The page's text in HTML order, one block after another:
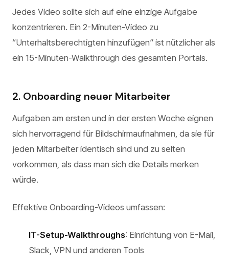
Jedes Video sollte sich auf eine einzige Aufgabe
konzentrieren. Ein 2-Minuten-Video zu
“Unterhaltsberechtigten hinzufügen” ist nützlicher als
ein 15-Minuten-Walkthrough des gesamten Portals.
2. Onboarding neuer Mitarbeiter
Aufgaben am ersten und in der ersten Woche eignen
sich hervorragend für Bildschirmaufnahmen, da sie für
jeden Mitarbeiter identisch sind und zu selten
vorkommen, als dass man sich die Details merken
würde.
Effektive Onboarding-Videos umfassen:
IT-Setup-Walkthroughs: Einrichtung von E-Mail,
Slack, VPN und anderen Tools